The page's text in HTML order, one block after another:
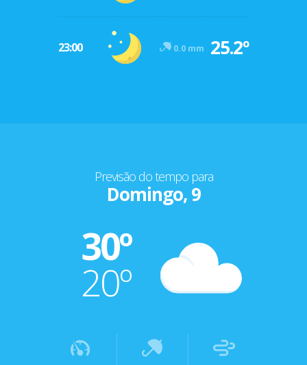
23:00 0.0 mm 25.2º
Previsão do tempo para
Domingo, 9
30º
20º